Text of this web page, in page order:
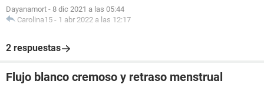
Dayanamort - 8 dic 2021 a las 05:44
Carolina15 - 1 abr 2022 a las 12:17
2 respuestas
Flujo blanco cremoso y retraso menstrual